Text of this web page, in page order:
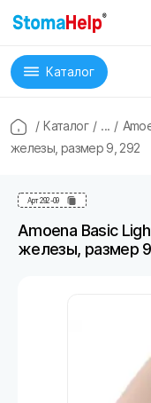
Каталог
/ Каталог / ... /
железы, размер 9, 292
Арт292-09
Amoena Basic
железы, размер